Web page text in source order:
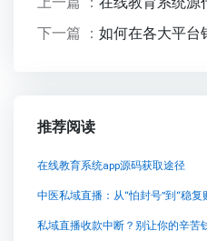
下一篇 ： 如何在各大平台
推荐阅读
在线教育系统app源码获取途径
中医私域直播：从“怕封号”到“稳复
私域直播收款中断？别让你的辛苦